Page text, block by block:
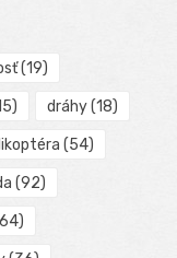
(19)
dráhy(18)
(54)
(92)